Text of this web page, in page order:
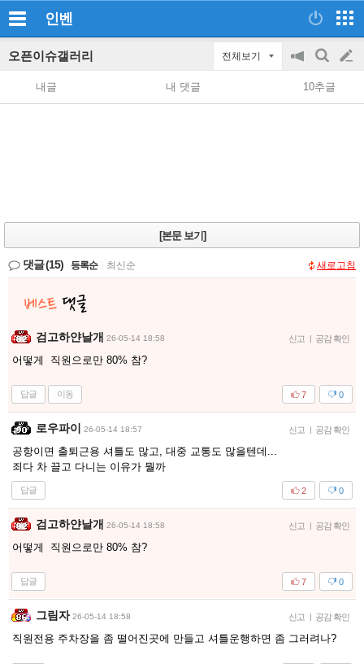
인벤
오픈이슈갤러리 전체보기
공
지
on/off
검
색
글
쓰
내글 내 댓글 10추글
[본문 보기]
댓글(15) 등록순 최신순 새로고침
검고하얀날개 26-05-14 18:58 신고 | 공감 확인
어떻게 직원으로만 80% 참?
답글 이동 0
7
로우파이 26-05-14 18:57 신고 | 공감 확인
공항이면 출퇴근용 셔틀도 많고, 대중 교통도 많을텐데...
죄다 차 끌고 다니는 이유가 뭘까
답글 0
2
검고하얀날개 26-05-14 18:58 신고 | 공감 확인
어떻게 직원으로만 80% 참?
답글 0
7
그림자 26-05-14 18:58 신고 | 공감 확인
직원전용 주차장을 좀 떨어진곳에 만들고 셔틀운행하면 좀 그러려나?